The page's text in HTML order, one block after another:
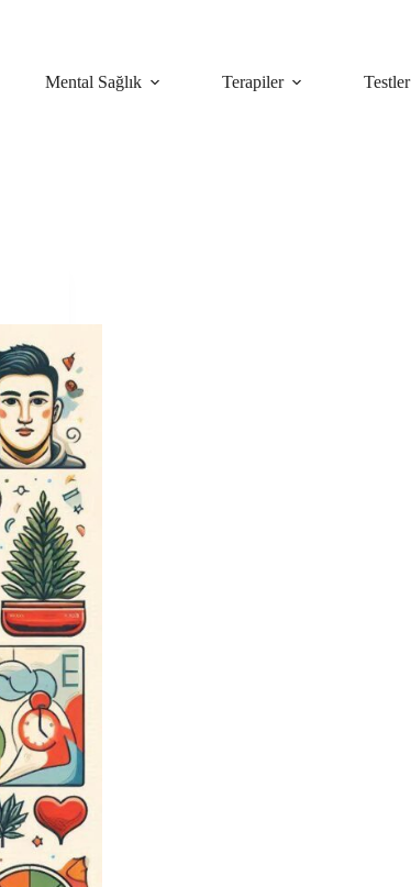
Mental Sağlık Terapiler Testler